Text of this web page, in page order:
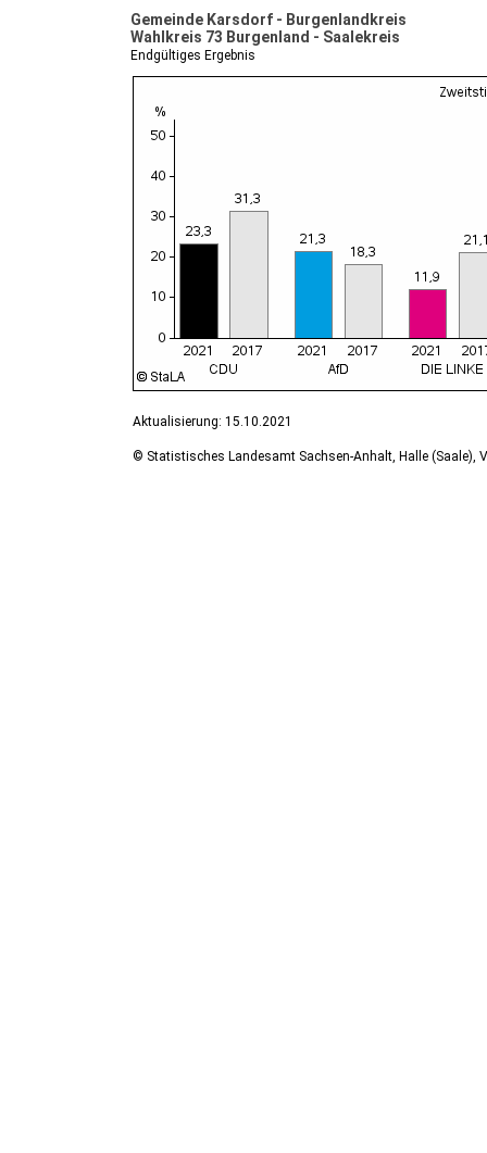
Gemeinde Karsdorf - Burgenlandkreis
Wahlkreis 73 Burgenland - Saalekreis
Endgültiges Ergebnis
Aktualisierung: 15.10.2021
© Statistisches Landesamt Sachsen-Anhalt, Halle (Saale),